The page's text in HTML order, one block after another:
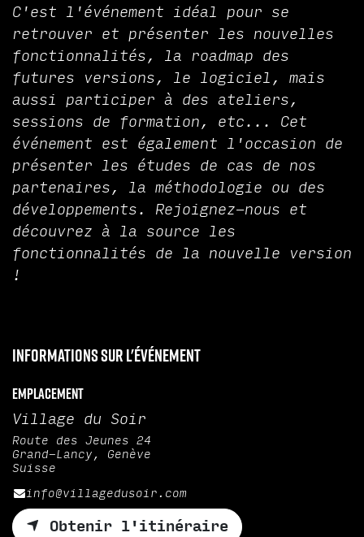
C'est l'événement idéal pour se
retrouver et présenter les nouvelles
fonctionnalités, la roadmap des
futures versions, le logiciel, mais
aussi participer à des ateliers,
sessions de formation, etc... Cet
événement est également l'occasion de
présenter les études de cas de nos
partenaires, la méthodologie ou des
développements. Rejoignez-nous et
découvrez à la source les
fonctionnalités de la nouvelle version
!
Informations sur l'événement
Emplacement
Village du Soir
Route des Jeunes 24
Grand-Lancy, Genève
Suisse
info@villagedusoir.com
Obtenir l'itinéraire